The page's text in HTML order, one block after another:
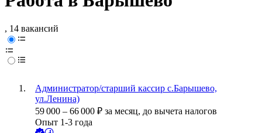
, 14 вакансий
Администратор/старший кассир с.Барышево,
ул.Ленина)
59 000 – 66 000 ₽ за месяц, до вычета налогов
Опыт 1-3 года